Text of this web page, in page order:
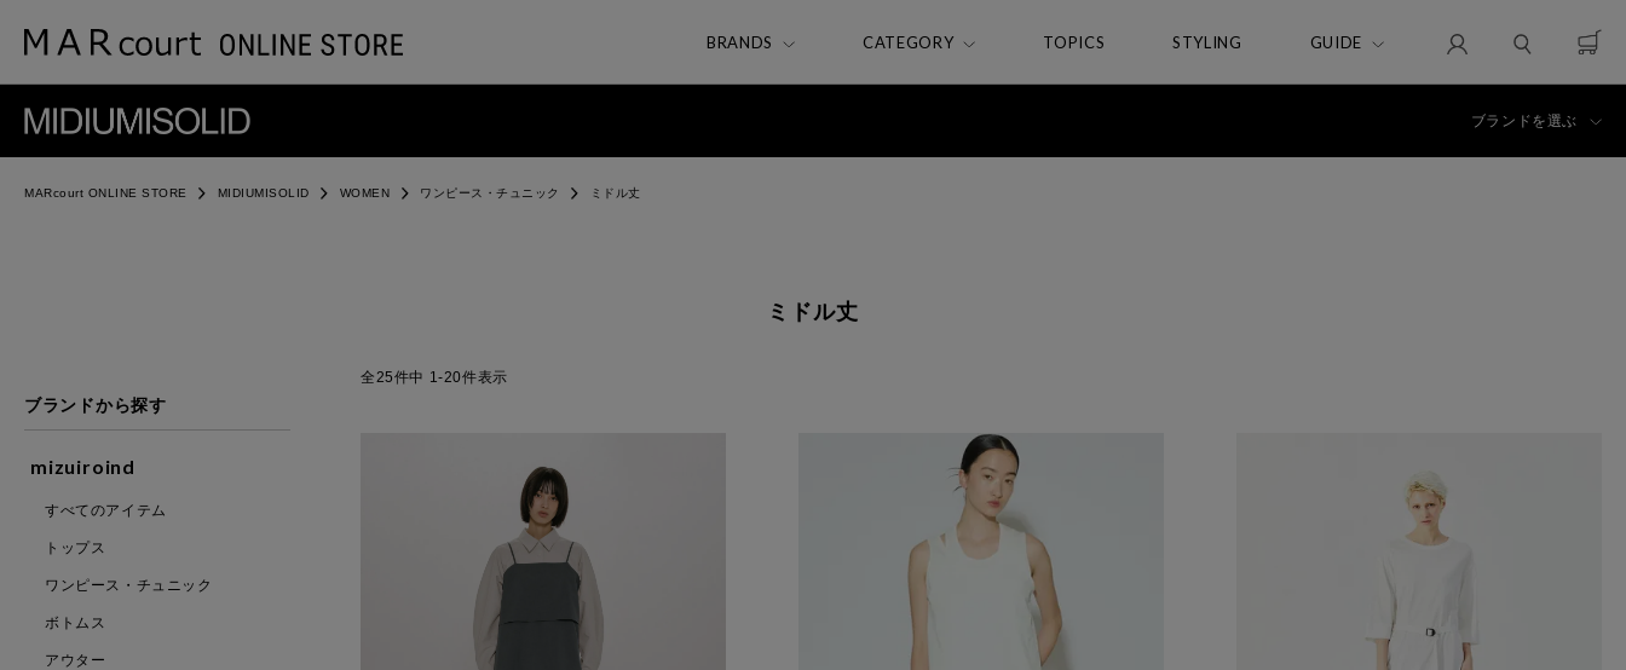
BRANDS CATEGORY TOPICS STYLING GUIDE
ブランドを選ぶ
MARcourt ONLINE STORE MIDIUMISOLID WOMEN ワンピース・チュニック ミドル丈
ミドル丈
ブランドから探す
mizuiroind
すべてのアイテム
トップス
ワンピース・チュニック
ボトムス
アウター
25件中 1-20件表示